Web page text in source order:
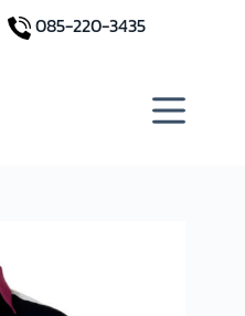
085-220-3435